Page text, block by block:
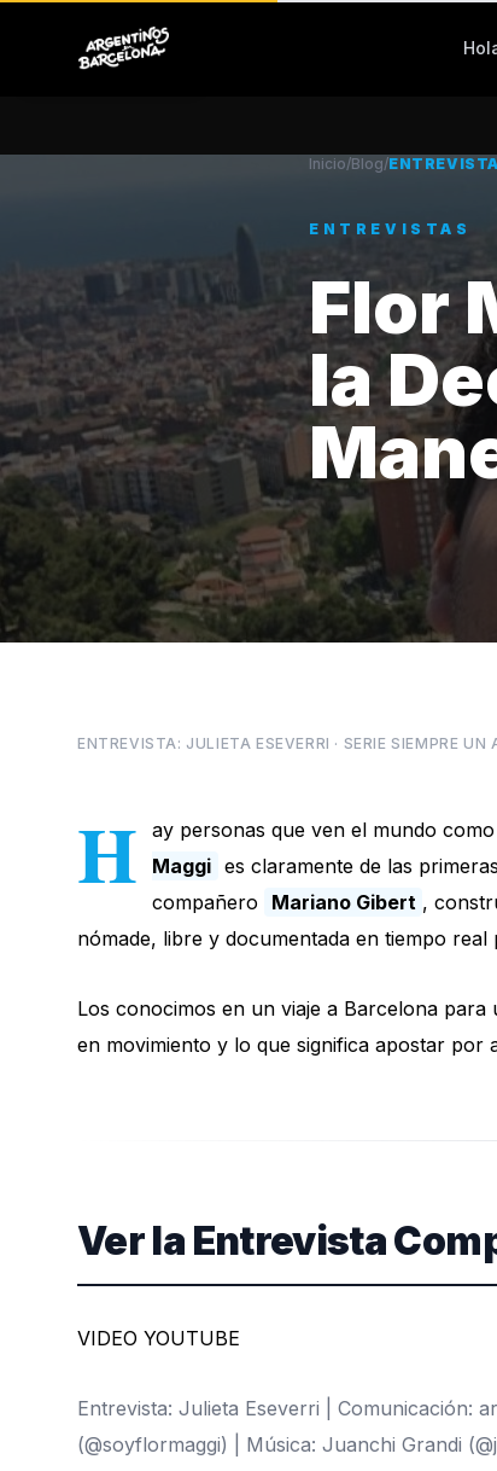
Volver al Blog
Inicio/Blog/
ENTREVISTAS
Flor
la
ENTREVISTA: JULIETA ESEVERRI · SERIE SIEMPRE UN
H ay personas que ven el mundo
Maggi es claramente de las
compañero
Mariano Gibert ,
nómade, libre y documentada en tiempo
Los conocimos en un viaje a Barcelona
en movimiento y lo que significa apostar por
Ver la Entrevista
VIDEO YOUTUBE
Entrevista: Julieta Eseverri | Comunicación:
(@soyflormaggi) | Música: Juanchi Grandi